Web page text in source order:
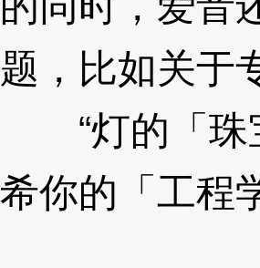
题，比如关于
“灯的「珠
希你的「工程